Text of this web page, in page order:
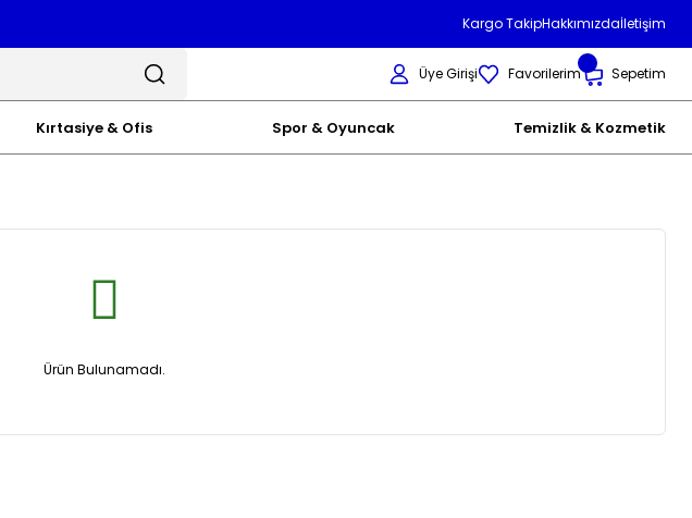
Kargo TakipHakkımızdaİletişim
Üye Girişi Favorilerim Sepetim
Kırtasiye & Ofis Spor & Oyuncak Temizlik & Kozmetik
Ürün Bulunamadı.